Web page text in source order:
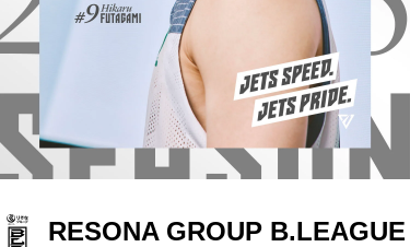
RESONA GROUP B.LEAGUE